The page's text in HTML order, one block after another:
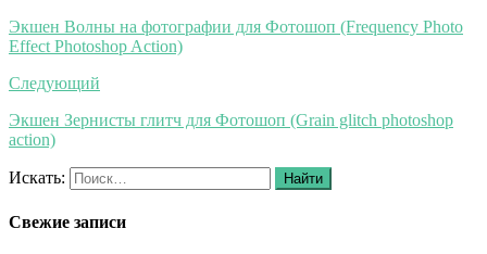
Экшен Волны на фотографии для Фотошоп (Frequency Photo
Effect Photoshop Action)
Следующий
Экшен Зернисты глитч для Фотошоп (Grain glitch photoshop
action)
Искать: Найти
Свежие записи